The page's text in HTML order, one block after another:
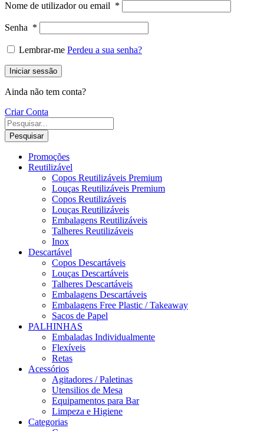
Nome de utilizador ou email *
Senha *
Lembrar-me Perdeu a sua senha?
Iniciar sessão
Ainda não tem conta?
Criar Conta
Pesquisar
Promoções
Reutilizável
Copos Reutilizáveis Premium
Louças Reutilizáveis Premium
Copos Reutilizáveis
Louças Reutilizáveis
Embalagens Reutilizáveis
Talheres Reutilizáveis
Inox
Descartável
Copos Descartáveis
Louças Descartáveis
Talheres Descartáveis
Embalagens Descartáveis
Embalagens Free Plastic / Takeaway
Sacos de Papel
PALHINHAS
Embaladas Individualmente
Flexíveis
Retas
Acessórios
Agitadores / Paletinas
Utensilios de Mesa
Equipamentos para Bar
Limpeza e Higiene
Categorias